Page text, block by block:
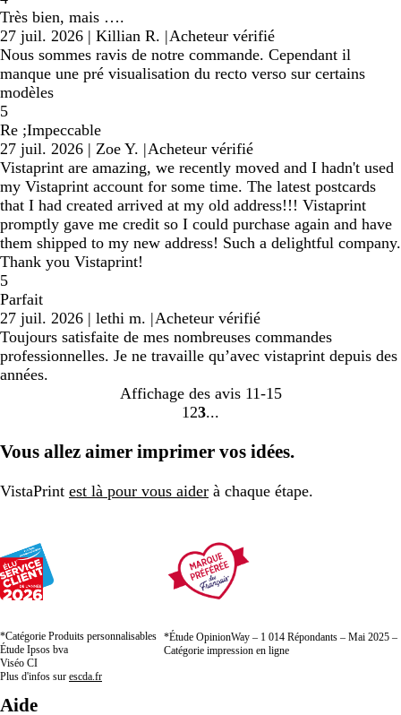
Très bien, mais ….
27 juil. 2026 | Killian R. |Acheteur vérifié
Nous sommes ravis de notre commande. Cependant il
manque une pré visualisation du recto verso sur certains
modèles
5
Re ;Impeccable
27 juil. 2026 | Zoe Y. |Acheteur vérifié
Vistaprint are amazing, we recently moved and I hadn't used
my Vistaprint account for some time. The latest postcards
that I had created arrived at my old address!!! Vistaprint
promptly gave me credit so I could purchase again and have
them shipped to my new address! Such a delightful company.
Thank you Vistaprint!
5
Parfait
27 juil. 2026 | lethi m. |Acheteur vérifié
Toujours satisfaite de mes nombreuses commandes
professionnelles. Je ne travaille qu’avec vistaprint depuis des
années.
Affichage des avis 11-15
Accéder
la
1 Accéder
la
2 Accéder
la
3
Vous allez aimer imprimer vos idées.
VistaPrint est là pour vous aider à chaque étape.
*Catégorie Produits personnalisables
Étude Ipsos bva
Viséo CI
Plus d'infos sur escda.fr
*Étude OpinionWay – 1 014 Répondants – Mai 2025 –
Catégorie impression en ligne
Aide